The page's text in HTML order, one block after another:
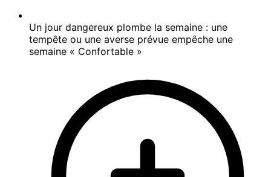
Un jour dangereux plombe la semaine : une
tempête ou une averse prévue empêche une
semaine « Confortable »